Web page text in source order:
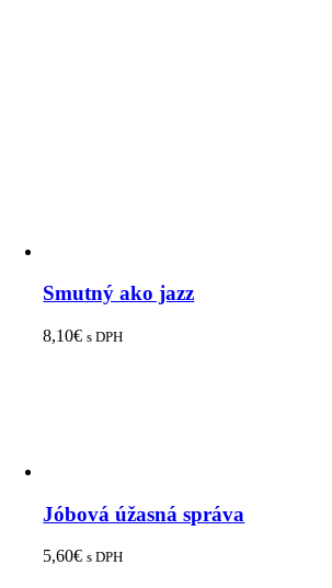
Smutný ako jazz
8,10€ s DPH
Jóbová úžasná správa
5,60€ s DPH